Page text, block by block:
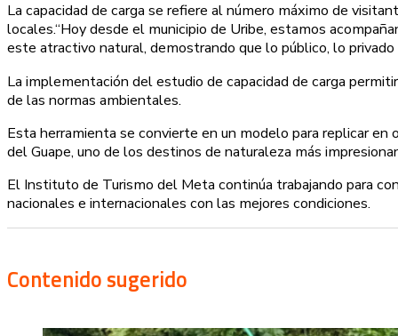
La capacidad de carga se refiere al número máximo de
locales.“Hoy desde el municipio de Uribe, estamos
este atractivo natural, demostrando que lo público, lo
La implementación del estudio de capacidad de carga
de las normas ambientales.
Esta herramienta se convierte en un modelo para replicar
del Guape, uno de los destinos de naturaleza más
El Instituto de Turismo del Meta continúa trabajando para
nacionales e internacionales con las mejores condiciones.
Contenido sugerido